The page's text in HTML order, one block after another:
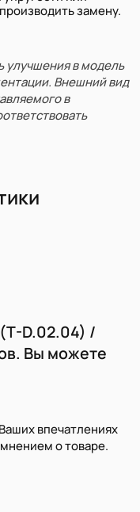
замену.
улучшения в модель
Внешний вид
в
D.02.04) /
Вы можете
впечатлениях
о товаре.